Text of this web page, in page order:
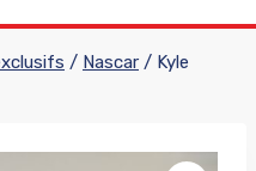
/ Nascar / Kyle